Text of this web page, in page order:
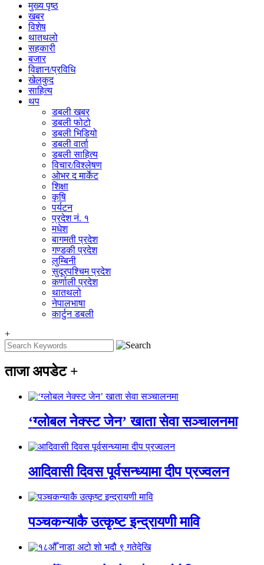
मुख्य पृष्ठ
खबर
विशेष
थातथलो
सहकारी
बजार
विज्ञान/प्रविधि
खेलकुद
साहित्य
थप
डबली खबर
डबली फोटो
डबली भिडियो
डबली वार्ता
डबली साहित्य
विचार/विश्‍लेषण
ओभर द मार्केट
शिक्षा
कृषि
पर्यटन
प्रदेश नं. १
मधेश
बागमती प्रदेश
गण्डकी प्रदेश
लुम्बिनी
सुदूरपश्चिम प्रदेश
कर्णाली प्रदेश
थातथलो
नेपालभाषा
कार्टुन डबली
+
ताजा अपडेट +
‘ग्लोबल नेक्स्ट जेन’ खाता सेवा सञ्चालनमा
आदिवासी दिवस पूर्वसन्ध्यामा दीप प्रज्वलन
पञ्चकन्याकै उत्कृष्ट इन्द्रायणी मावि